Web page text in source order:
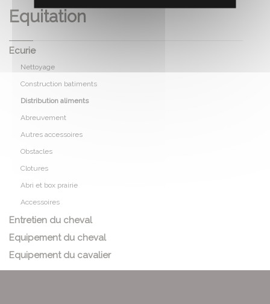
Equitation
Ecurie
Nettoyage
Construction batiments
Distribution aliments
Abreuvement
Autres accessoires
Obstacles
Clotures
Abri et box prairie
Accessoires
Entretien du cheval
Equipement du cheval
Equipement du cavalier